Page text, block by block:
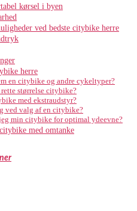
kørsel i byen
ved bedste citybike herre
herre
en citybike og andre cykeltyper?
størrelse citybike?
med ekstraudstyr?
ved valg af en citybike?
min citybike for optimal ydeevne?
med omtanke